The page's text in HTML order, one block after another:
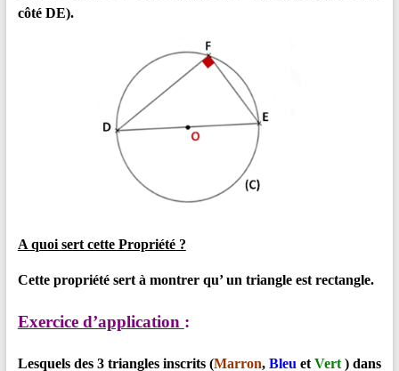
côté DE).
A quoi sert cette Propriété ?
Cette propriété sert à montrer qu’ un triangle est rectangle.
Exercice d’application :
Lesquels des 3 triangles inscrits (Marron,Bleu etVert ) dans